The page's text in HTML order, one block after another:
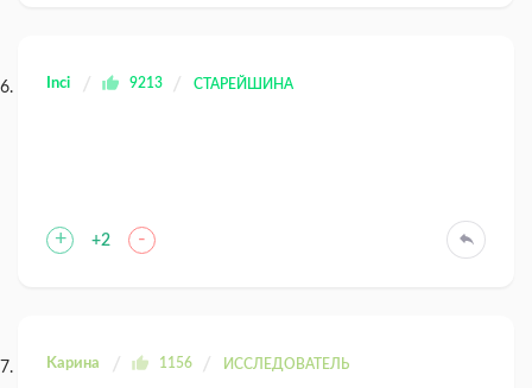
Inci 9213 СТАРЕЙШИНА
+ +2 -
Kaрина 1156 ИССЛЕДОВАТЕЛЬ